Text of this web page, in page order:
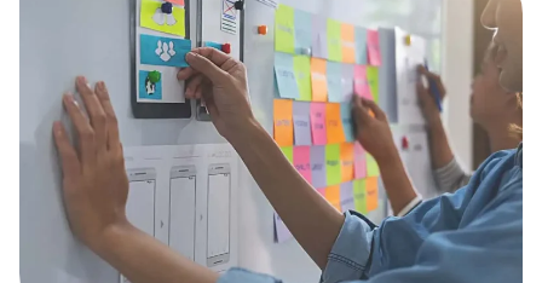
Educação Financeira
Saiba como gerenciar o seu dinheiro
Para o Trabalhador
Tudo para facilitar a rotina
Imprensa
VR na Imprensa
Cursos